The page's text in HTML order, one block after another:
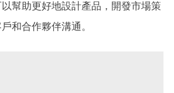
幫助更好地設計產品，開發市場策
和合作夥伴溝通。